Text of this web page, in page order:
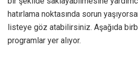
hatırlama noktasında sorun
listeye göz atabilirsiniz. Aşağıda
programlar yer alıyor.